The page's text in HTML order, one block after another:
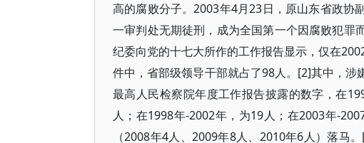
高的腐败分子。2003年4月23日，原山东省政协
一审判处无期徒刑，成为全国第一个因腐败犯罪
纪委向党的十七大所作的工作报告显示，仅在
件中，省部级领导干部就占了98人。[2]其中，
最高人民检察院年度工作报告披露的数字，在
人；在1998年-2002年，为19人；在2003年-
（2008年4人、2009年8人、2010年6人）落马